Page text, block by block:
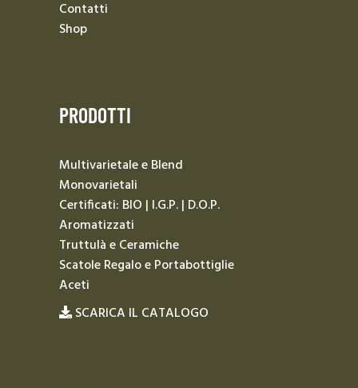
Contatti
Shop
PRODOTTI
Multivarietale e Blend
Monovarietali
Certificati: BIO | I.G.P. | D.O.P.
Aromatizzati
Truttulà e Ceramiche
Scatole Regalo e Portabottiglie
Aceti
SCARICA IL CATALOGO